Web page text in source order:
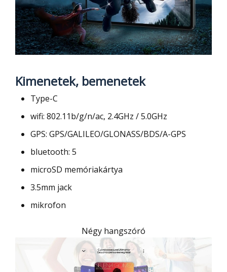
Kimenetek, bemenetek
Type-C
wifi: 802.11b/g/n/ac, 2.4GHz / 5.0GHz
GPS: GPS/GALILEO/GLONASS/BDS/A-GPS
bluetooth: 5
microSD memóriakártya
3.5mm jack
mikrofon
Négy hangszóró